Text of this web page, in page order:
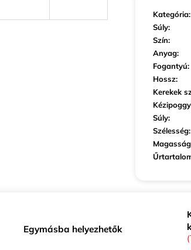
Kategória:
Súly:
Szín:
Anyag:
Fogantyú:
Hossz:
Kerekek
Súly:
Szélesség:
Magasság
Egymásba helyezhetők